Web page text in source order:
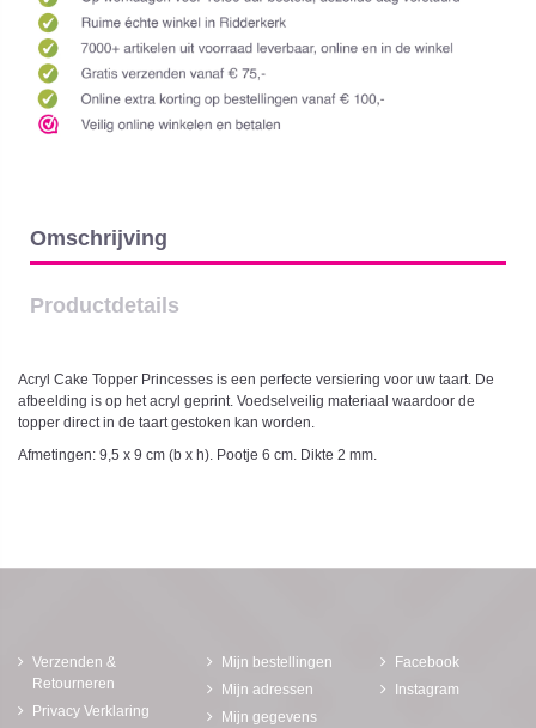
Omschrijving
Productdetails
Acryl Cake Topper Princesses is een perfecte versiering voor uw taart. De
afbeelding is op het acryl geprint. Voedselveilig materiaal waardoor de
topper direct in de taart gestoken kan worden.
Afmetingen: 9,5 x 9 cm (b x h). Pootje 6 cm. Dikte 2 mm.
Verzenden &
Retourneren
Privacy Verklaring
Mijn bestellingen
Mijn adressen
Mijn gegevens
Facebook
Instagram